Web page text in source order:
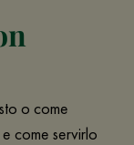
o come
come servirlo